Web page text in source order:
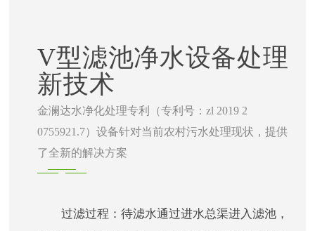
V型滤池净水设备处理
新技术
金澜达水净化处理专利（专利号：zl 2019 2
0755921.7）设备针对当前农村污水处理现状，提供
了全新的解决方案
过滤过程：待滤水通过进水总渠进入滤池，